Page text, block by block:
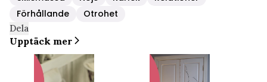
Förhållande
Otrohet
Dela
Upptäck mer